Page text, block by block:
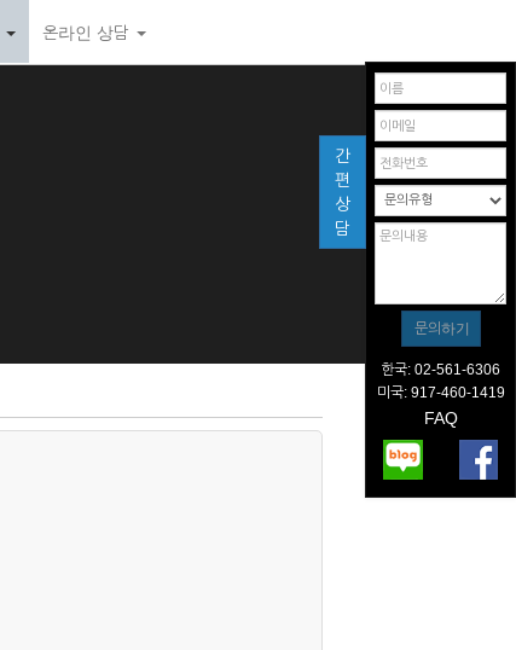
온라인 상담
간
편
상
담
한국: 02-561-6306
미국: 917-460-1419
FAQ